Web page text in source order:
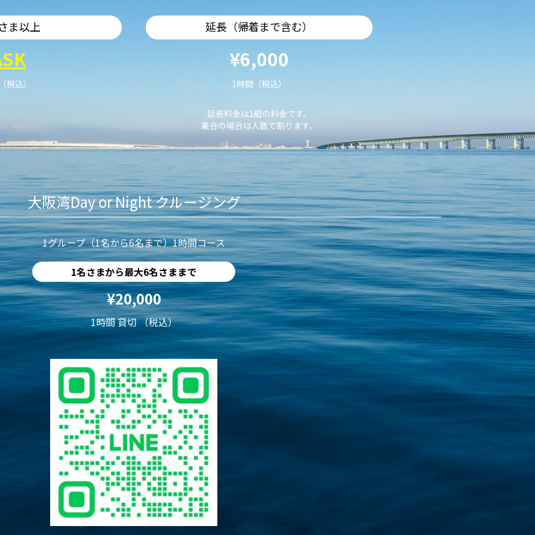
ま以上
税込）
延長（帰着まで含む）
¥6,000
1時間（税込）
延長料金は1艇の料金です。
乗合の場合は人数で割ります。
大阪湾Day or Night クルージング
1グループ（1名から6名まで）1時間コース
1名さまから最大6名さままで
¥20,000
1時間 貸切 （税込）